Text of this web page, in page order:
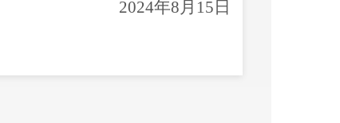
2024年8月15日